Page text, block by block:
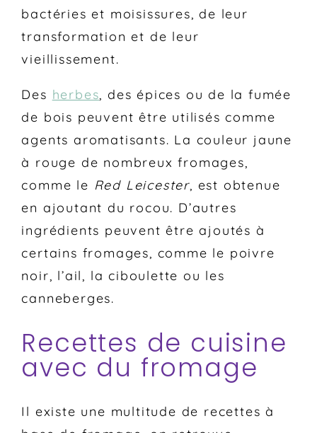
bactéries et moisissures, de leur
transformation et de leur
vieillissement.
Des herbes , des épices ou de la fumée
de bois peuvent être utilisés comme
agents aromatisants. La couleur jaune
à rouge de nombreux fromages,
comme le Red Leicester , est obtenue
en ajoutant du rocou. D’autres
ingrédients peuvent être ajoutés à
certains fromages, comme le poivre
noir, l’ail, la ciboulette ou les
canneberges.
Recettes de cuisine
avec du fromage
Il existe une multitude de recettes à